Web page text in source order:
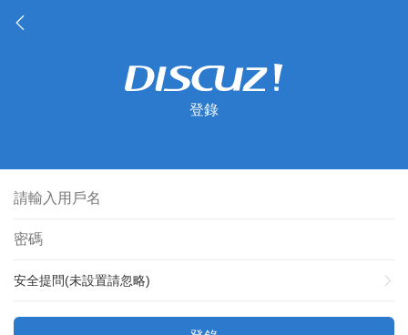
登錄
安全提問(未設置請忽略)